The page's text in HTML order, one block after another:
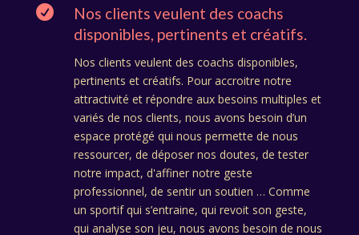

Nos clients veulent des coachs
disponibles, pertinents et créatifs.
Nos clients veulent des coachs disponibles,
pertinents et créatifs. Pour accroitre notre
attractivité et répondre aux besoins multiples et
variés de nos clients, nous avons besoin d’un
espace protégé qui nous permette de nous
ressourcer, de déposer nos doutes, de tester
notre impact, d'affiner notre geste
professionnel, de sentir un soutien … Comme
un sportif qui s’entraine, qui revoit son geste,
qui analyse son jeu, nous avons besoin de nous